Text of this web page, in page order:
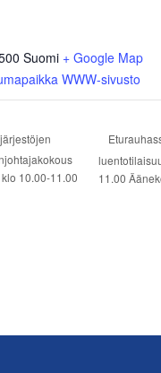
Suomi + Google Map
WWW-sivusto
10.00-11.00
11.00